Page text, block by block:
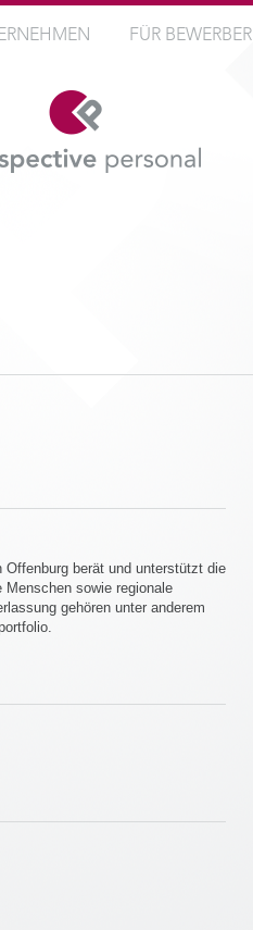
FÜR BEWERBER
berät und unterstützt die
sowie regionale
gehören unter anderem